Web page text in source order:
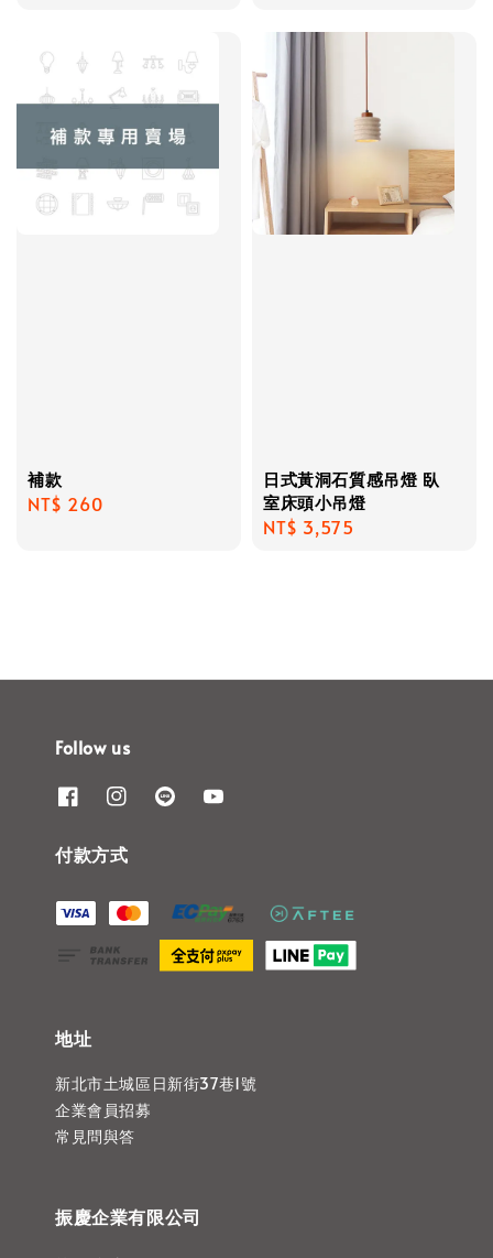
補款
Regular
NT$ 260
日式黃洞石質感吊燈 臥
室床頭小吊燈
Regular
NT$ 3,575
Follow us
付款方式
地址
新北市土城區日新街37巷1號
企業會員招募
常見問與答
振慶企業有限公司